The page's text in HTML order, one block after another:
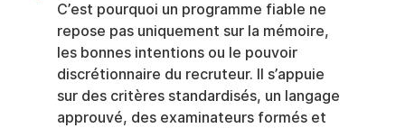
C’est pourquoi un programme fiable ne
repose pas uniquement sur la mémoire,
les bonnes intentions ou le pouvoir
discrétionnaire du recruteur. Il s’appuie
sur des critères standardisés, un langage
approuvé, des examinateurs formés et